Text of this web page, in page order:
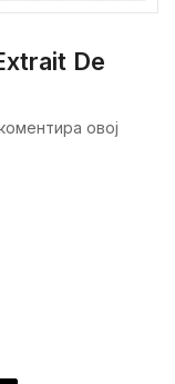
De
овој